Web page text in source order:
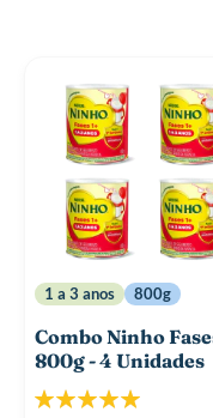
1 a 3 anos 800g
Combo Ninho
800g - 4 Unidades
Classificação: